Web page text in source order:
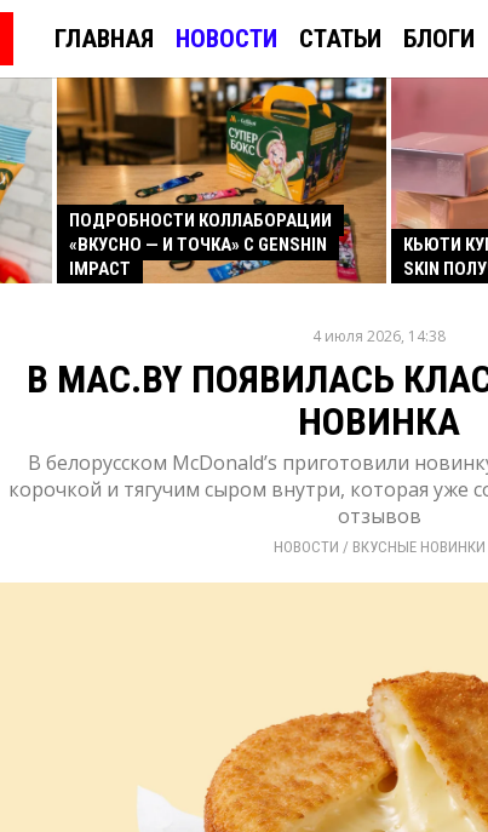
ГЛАВНАЯ НОВОСТИ СТАТЬИ БЛОГИ
ПОДРОБНОСТИ КОЛЛАБОРАЦИИ
«ВКУСНО — И ТОЧКА» С GENSHIN
IMPACT
КЬЮТИ
SKIN
4 июля 2026, 14:38
В MAC.BY ПОЯВИЛАСЬ
НОВИНКА
В белорусском McDonald’s приготовили
корочкой и тягучим сыром внутри, которая уже
отзывов
НОВОСТИ / ВКУСНЫЕ НОВИНКИ